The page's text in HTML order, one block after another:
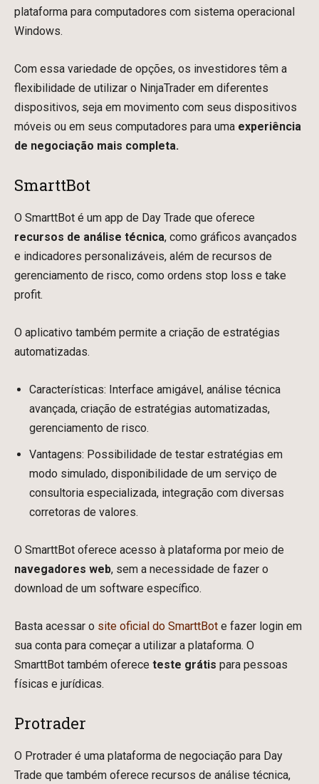
plataforma para computadores com sistema operacional
Windows.
Com essa variedade de opções, os investidores têm a
flexibilidade de utilizar o NinjaTrader em diferentes
dispositivos, seja em movimento com seus dispositivos
móveis ou em seus computadores para uma experiência
de negociação mais completa.
SmarttBot
O SmarttBot é um app de Day Trade que oferece
recursos de análise técnica, como gráficos avançados
e indicadores personalizáveis, além de recursos de
gerenciamento de risco, como ordens stop loss e take
profit.
O aplicativo também permite a criação de estratégias
automatizadas.
Características: Interface amigável, análise técnica
avançada, criação de estratégias automatizadas,
gerenciamento de risco.
Vantagens: Possibilidade de testar estratégias em
modo simulado, disponibilidade de um serviço de
consultoria especializada, integração com diversas
corretoras de valores.
O SmarttBot oferece acesso à plataforma por meio de
navegadores web, sem a necessidade de fazer o
download de um software específico.
Basta acessar o site oficial do SmarttBot e fazer login em
sua conta para começar a utilizar a plataforma. O
SmarttBot também oferece teste grátis para pessoas
físicas e jurídicas.
Protrader
O Protrader é uma plataforma de negociação para Day
Trade que também oferece recursos de análise técnica,